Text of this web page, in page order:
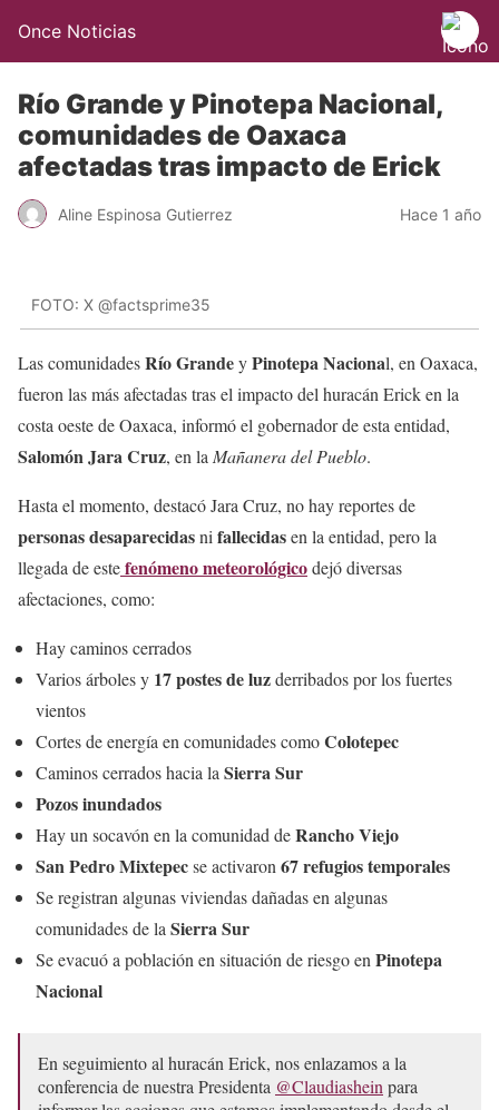
Once Noticias
Río Grande y Pinotepa Nacional,
comunidades de Oaxaca
afectadas tras impacto de Erick
Aline Espinosa Gutierrez Hace 1 año
FOTO: X @factsprime35
Las comunidadesRío GrandeyPinotepa Nacional, en Oaxaca,
fueron las más afectadas tras el impacto del huracán Erick en la
costa oeste de Oaxaca, informó el gobernador de esta entidad,
Salomón Jara Cruz, en la Mañanera del Pueblo.
Hasta el momento, destacó Jara Cruz, no hay reportes de
personas desaparecidasni fallecidasen la entidad, pero la
llegada de estefenómeno meteorológicodejó diversas
afectaciones, como:
Hay caminos cerrados
Varios árboles y 17 postes de luzderribados por los fuertes
vientos
Cortes de energía en comunidades comoColotepec
Caminos cerrados hacia la Sierra Sur
Pozos inundados
Hay un socavón en la comunidad deRancho Viejo
San Pedro Mixtepecse activaron 67 refugios temporales
Se registran algunas viviendas dañadas en algunas
comunidades de la Sierra Sur
Se evacuó a población en situación de riesgo en Pinotepa
Nacional
En seguimiento al huracán Erick, nos enlazamos a la
conferencia de nuestra Presidenta @Claudiashein para